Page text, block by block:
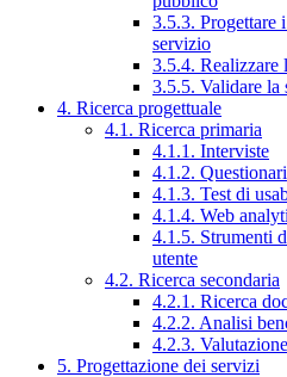
3.5.3. Progettare
servizio
3.5.4. Realizzare
3.5.5. Validare la
4. Ricerca progettuale
4.1. Ricerca primaria
4.1.1. Interviste
4.1.2. Questionari
4.1.3. Test di
4.1.4. Web
4.1.5. Strumenti
utente
4.2. Ricerca secondaria
4.2.1. Ricerca
4.2.2. Analisi
4.2.3.
5. Progettazione dei servizi